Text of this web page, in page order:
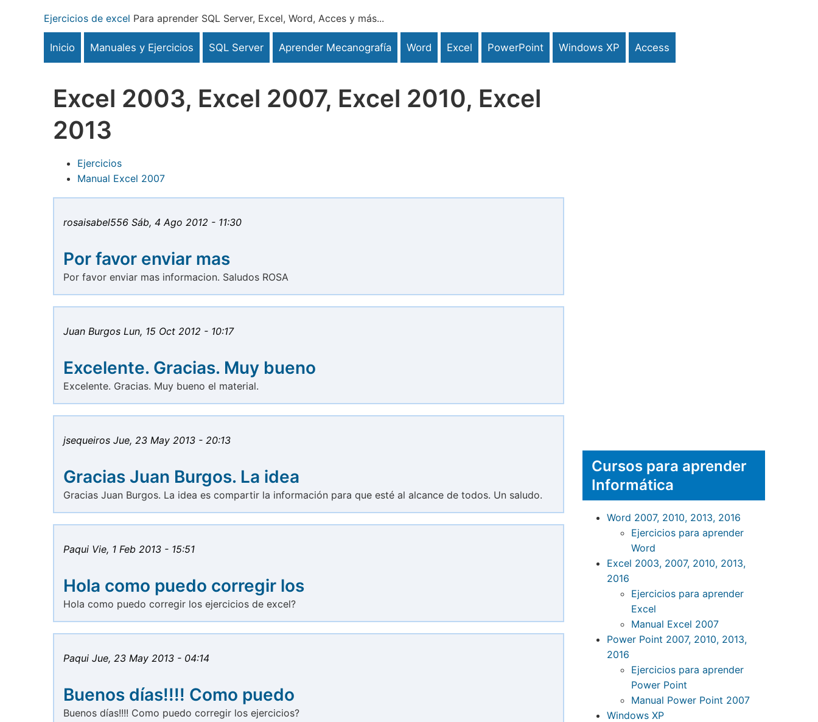
contenido
Ejercicios de excel Para aprender SQL Server, Excel, Word, Acces y más...
Inicio Manuales y Ejercicios SQL Server Aprender Mecanografía Word Excel PowerPoint Windows XP Access
Excel 2003, Excel 2007, Excel 2010, Excel
2013
Ejercicios
Manual Excel 2007
rosaisabel556 Sáb, 4 Ago 2012 - 11:30
Por favor enviar mas
Por favor enviar mas informacion. Saludos ROSA
Juan Burgos Lun, 15 Oct 2012 - 10:17
Excelente. Gracias. Muy bueno
Excelente. Gracias. Muy bueno el material.
jsequeiros Jue, 23 May 2013 - 20:13
Gracias Juan Burgos. La idea
Gracias Juan Burgos. La idea es compartir la información para que esté al alcance de todos. Un saludo.
Paqui Vie, 1 Feb 2013 - 15:51
Hola como puedo corregir los
Hola como puedo corregir los ejercicios de excel?
Paqui Jue, 23 May 2013 - 04:14
Buenos días!!!! Como puedo
Buenos días!!!! Como puedo corregir los ejercicios?
Cursos para aprender
Informática
Word 2007, 2010, 2013, 2016
Ejercicios para aprender
Word
Excel 2003, 2007, 2010, 2013,
2016
Ejercicios para aprender
Excel
Manual Excel 2007
Power Point 2007, 2010, 2013,
2016
Ejercicios para aprender
Power Point
Manual Power Point 2007
Windows XP